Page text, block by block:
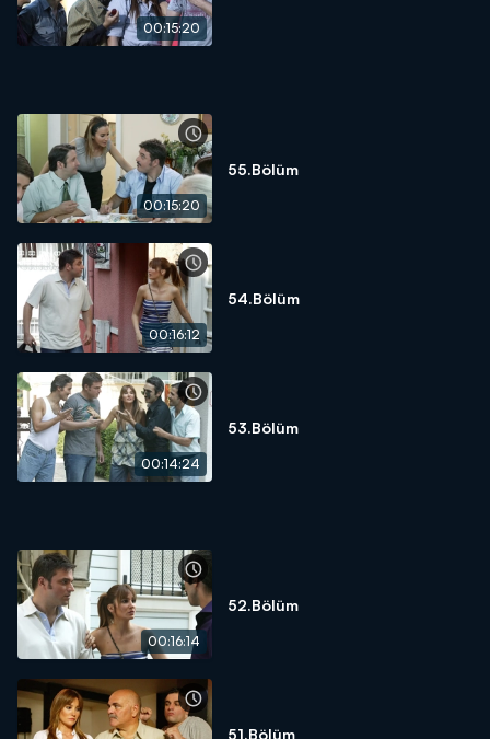
00:15:20
00:15:20
55.Bölüm
00:16:12
54.Bölüm
00:14:24
53.Bölüm
00:16:14
52.Bölüm
51.Bölüm